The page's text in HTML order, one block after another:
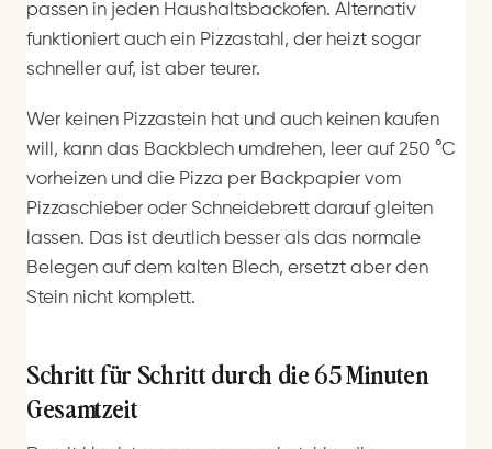
passen in jeden Haushaltsbackofen. Alternativ
funktioniert auch ein Pizzastahl, der heizt sogar
schneller auf, ist aber teurer.
Wer keinen Pizzastein hat und auch keinen kaufen
will, kann das Backblech umdrehen, leer auf 250 °C
vorheizen und die Pizza per Backpapier vom
Pizzaschieber oder Schneidebrett darauf gleiten
lassen. Das ist deutlich besser als das normale
Belegen auf dem kalten Blech, ersetzt aber den
Stein nicht komplett.
Schritt für Schritt durch die 65 Minuten
Gesamtzeit